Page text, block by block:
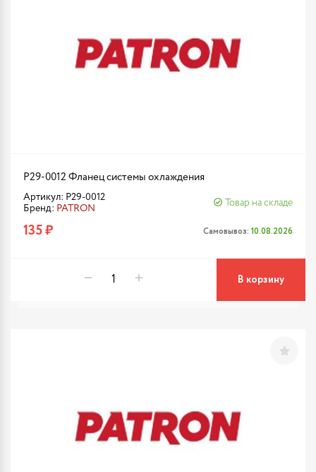
P29-0012 Фланец системы охлаждения
Артикул: P29-0012
Бренд: PATRON
Товар на складе
135 ₽ Самовывоз: 10.08.2026
В корзину